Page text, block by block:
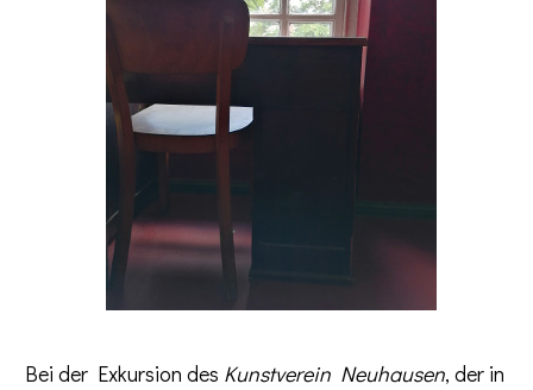
Bei der Exkursion des Kunstverein Neuhausen, der in